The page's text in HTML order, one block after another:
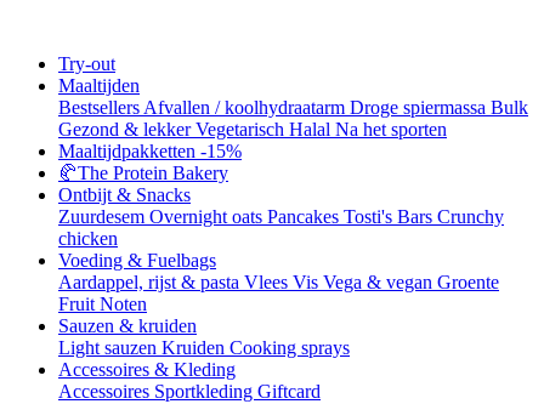
Try-out
Maaltijden
Bestsellers Afvallen / koolhydraatarm Droge spiermassa Bulk
Gezond & lekkerVegetarisch Halal Na het sporten
Maaltijdpakketten -15%
🥐The Protein Bakery
Ontbijt & Snacks
Zuurdesem Overnight oats Pancakes Tosti's Bars Crunchy
chicken
Voeding & Fuelbags
Aardappel, rijst & pasta Vlees Vis Vega & vegan Groente
Fruit Noten
Sauzen & kruiden
Light sauzen Kruiden Cooking sprays
Accessoires & Kleding
Accessoires Sportkleding Giftcard